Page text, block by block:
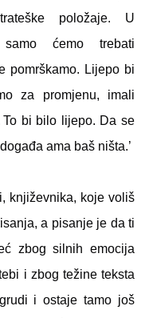
položaje. U
samo ćemo trebati
pomrškamo. Lijepo bi
za promjenu, imali
To bi bilo lijepo. Da se
ama baš ništa.’
književnika, koje voliš
a pisanje je da ti
zbog silnih emocija
i zbog težine teksta
i ostaje tamo još